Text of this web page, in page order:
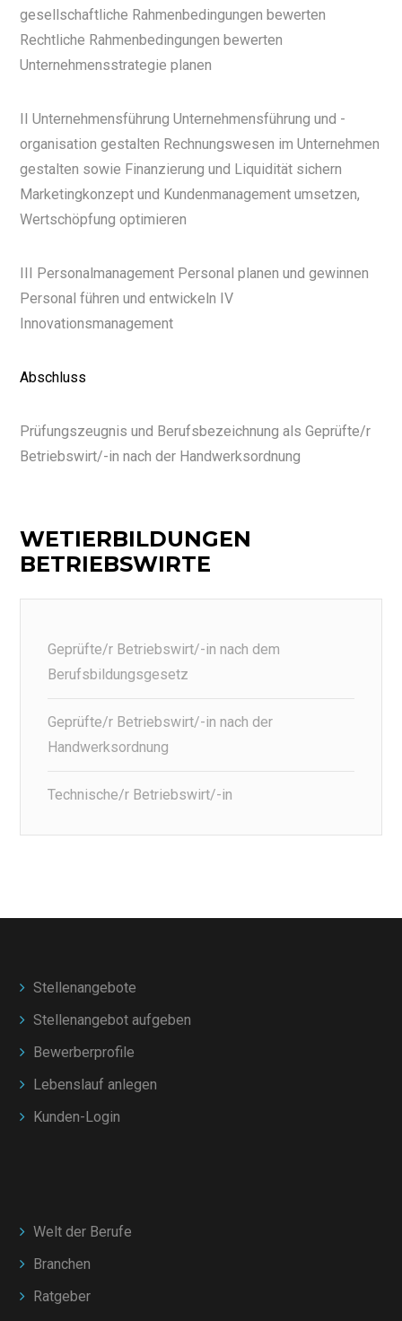
gesellschaftliche Rahmenbedingungen bewerten
Rechtliche Rahmenbedingungen bewerten
Unternehmensstrategie planen
II Unternehmensführung Unternehmensführung und -
organisation gestalten Rechnungswesen im Unternehmen
gestalten sowie Finanzierung und Liquidität sichern
Marketingkonzept und Kundenmanagement umsetzen,
Wertschöpfung optimieren
III Personalmanagement Personal planen und gewinnen
Personal führen und entwickeln IV
Innovationsmanagement
Abschluss
Prüfungszeugnis und Berufsbezeichnung als Geprüfte/r
Betriebswirt/-in nach der Handwerksordnung
WETIERBILDUNGEN
BETRIEBSWIRTE
Geprüfte/r Betriebswirt/-in nach dem
Berufsbildungsgesetz
Geprüfte/r Betriebswirt/-in nach der
Handwerksordnung
Technische/r Betriebswirt/-in
Stellenangebote
Stellenangebot aufgeben
Bewerberprofile
Lebenslauf anlegen
Kunden-Login
Welt der Berufe
Branchen
Ratgeber